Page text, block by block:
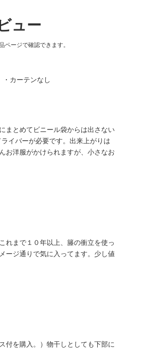
ュー
ージで確認できます。
カーテンなし
まとめてビニール袋からは出さない
イバーが必要です。出来上がりは
お洋服がかけられますが、小さなお
れまで１０年以上、籐の衝立を使っ
ージ通りで気に入ってます。少し値
付を購入。）物干しとしても下部に